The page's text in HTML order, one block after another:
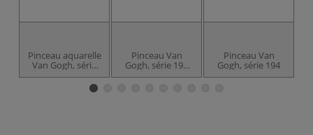
Pinceau aquarelle
Van Gogh, série
130
Pinceau Van
Gogh, série 191
pointe ronde
Pinceau Van
Gogh, série 194